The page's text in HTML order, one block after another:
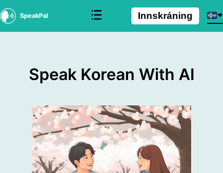
SpeakPal Innskráning
Speak Korean With AI